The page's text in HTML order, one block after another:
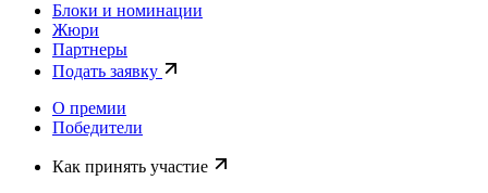
Блоки и номинации
Жюри
Партнеры
Подать заявку
О премии
Победители
Как принять участие